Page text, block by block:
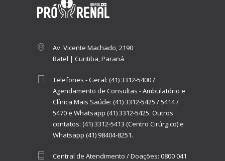
Av. Vicente Machado, 2190
Batel | Curitiba, Paraná
Telefones - Geral: (41) 3312-5400/
Agendamento de Consultas - Ambulatório e
Clínica Mais Saúde: (41) 3312-5425 /5414/
5470 e Whatsapp (41) 3312-5425. Outros
contatos: (41) 3312-5413 (Centro Cirúrgico) e
Whatsapp (41) 98404-8251.
Central de Atendimento / Doações: 0800 041